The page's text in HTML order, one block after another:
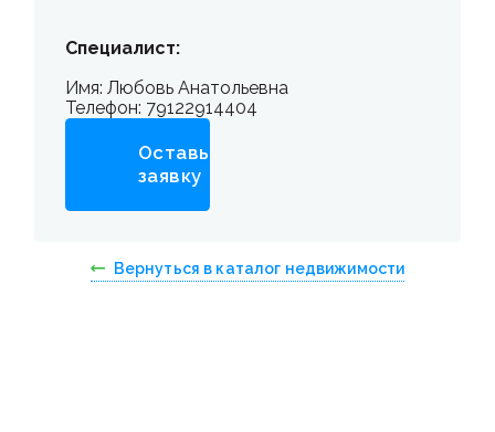
Специалист:
Имя: Любовь Анатольевна
Телефон: 79122914404
Оставьте
заявку
Вернуться в каталог недвижимости